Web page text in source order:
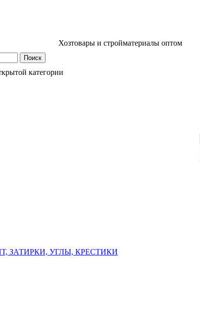
Хозтовары и стройматериалы оптом
категории
ЗАТИРКИ, УГЛЫ, КРЕСТИКИ